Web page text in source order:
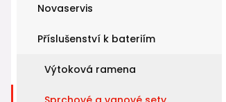
Novaservis
Příslušenství k bateriím
Výtoková ramena